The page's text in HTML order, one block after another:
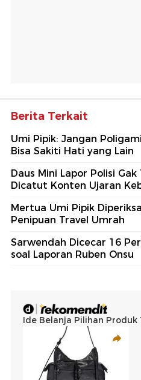
Berita Terkait
Umi Pipik: Jangan
Bisa Sakiti Hati yang Lain
Daus Mini Lapor Polisi
Dicatut Konten Ujaran
Mertua Umi Pipik
Penipuan Travel Umrah
Sarwendah Dicecar 16
soal Laporan Ruben Onsu